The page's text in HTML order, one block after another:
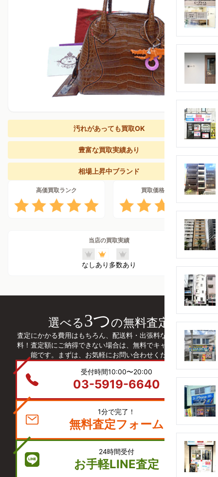
汚れがあっても買取OK
豊富な買取実績あり
相場上昇中ブランド
高価買取ランク 買取価格上昇率
当店の買取実績
なしあり 多数あり
選べる3つの無料査定
査定にかかる費用はもちろん、配送料・出張料などは全て無
料！査定額にご納得できない場合は、無料でキャンセルも可
能です。まずは、お気軽にお問い合わせください。
受付時間10:00〜20:00
03-5919-6640
1分で完了！
無料査定フォーム
24時間受付
お手軽LINE査定